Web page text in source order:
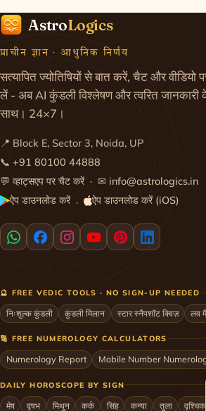
AstroLogics
प्राचीन ज्ञान · आधुनिक निर्णय
सत्यापित ज्योतिषियों से बात करें, चैट और वीडियो
लें - अब AI कुंडली विश्लेषण और त्वरित जानकारी
साथ। 24×7।
📍 Block E, Sector 3, Noida, UP
📞 +91 80100 44888
💬 व्हाट्सएप पर चैट करें · ✉ info@astrologics.in
ऐप डाउनलोड करें · ऐप डाउनलोड करें (iOS)
🔮 FREE VEDIC TOOLS · NO SIGN-UP NEEDED
निःशुल्क कुंडली कुंडली मिलान स्टार स्नैपशॉट क्विज़ लव
🔢 FREE NUMEROLOGY CALCULATORS
Numerology Report Mobile Number
DAILY HOROSCOPE BY SIGN
मेष वृषभ मिथुन कर्क सिंह कन्या तुला वृश्चिक